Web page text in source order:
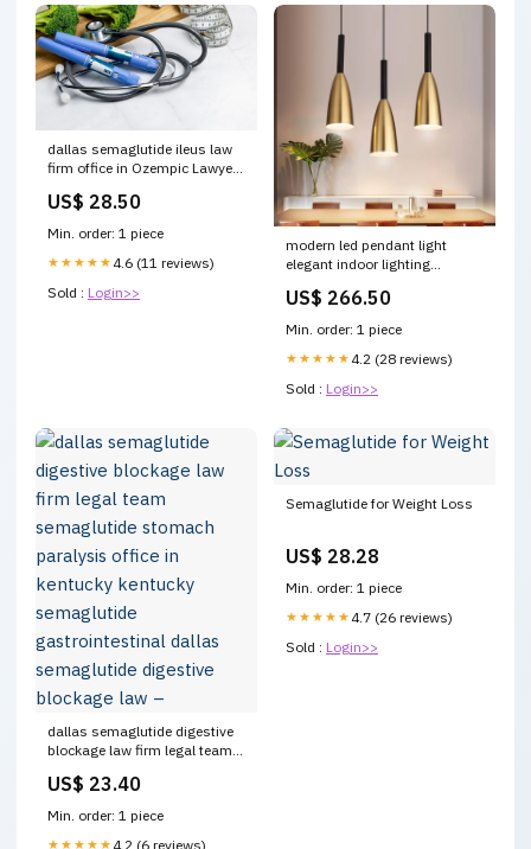
dallas semaglutide ileus law
firm office in Ozempic Lawyer
team –
US$ 28.50
Min. order: 1 piece
★★★★★ 4.6 (11 reviews)
Sold : Login>>
modern led pendant light
elegant indoor lighting
US$ 266.50
Min. order: 1 piece
★★★★★ 4.2 (28 reviews)
Sold : Login>>
dallas semaglutide digestive
blockage law firm legal team
paralysis office in kentucky
kentucky semaglutide
gastrointestinal dallas
semaglutide digestive
US$ 23.40
Min. order: 1 piece
★★★★★ 4.2 (6 reviews)
Semaglutide for Weight Loss
US$ 28.28
Min. order: 1 piece
★★★★★ 4.7 (26 reviews)
Sold : Login>>